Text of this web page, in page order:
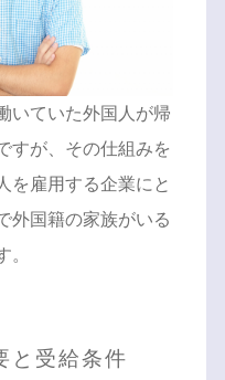
いていた外国人が帰
すが、その仕組みを
を雇用する企業にと
外国籍の家族がいる
。
と受給条件